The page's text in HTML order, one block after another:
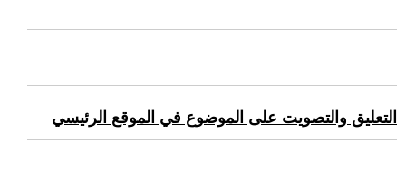
التعليق والتصويت على الموضوع في الموقع الرئيسي